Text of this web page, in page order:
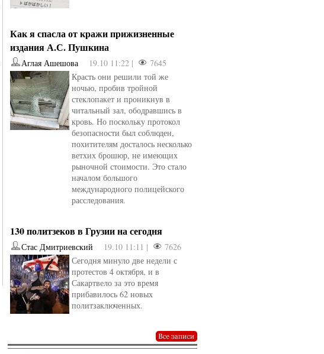
от Ирина Иновели от kotyaravesel
Как я спасла от кражи прижизненные
издания А.С. Пушкина
Аглая Ашешова 19.10 11:22 |
7645
Красть они решили той же
ночью, пробив тройной
стеклопакет и проникнув в
читальный зал, ободравшись в
кровь. Но поскольку протокол
безопасности был соблюден,
похитителям досталось несколько
ветхих брошюр, не имеющих
рыночной стоимости. Это стало
началом большого
международного полицейского
расследования.
130 политзеков в Грузии на сегодня
Стас Дмитриевский 19.10 11:11 |
7626
Сегодня минуло две недели с
протестов 4 октября, и в
Сакартвело за это время
прибавилось 62 новых
политзаключенных.